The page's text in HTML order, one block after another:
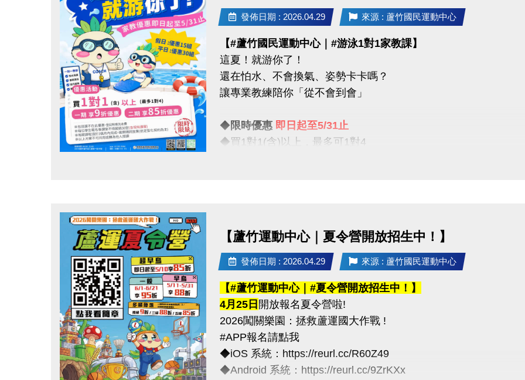
【報名資訊】
◆ 報名截止｜即日起至 6/12（五）21:30止
◆ 報名方式：1F 櫃台臨櫃報名
◆ 保證金：$100／隊
※報名請攜帶身分證影本或戶口名簿
【#賽程公告】
◆ 6/16（二）可至臉書或 IG 查看
比賽項目：混合雙打（不限性別）
【#注意事項】
（一）報名請攜帶身分證為憑，若兩位選手年紀組別不同，採年
（二）比賽當日報到請出示身分證或健保卡，以備查核。
（三）超過比賽時間 3 分鐘未出賽者，以棄權論（以大會掛鐘為
（四）為使比賽順利進行，大會有權調度場地安排及出場順序，
（五）主辦單位保有延期舉辦比賽、調整場地及最終解釋等權利。
發佈日期 : 2026.04.29 來源 : 蘆竹國民運動中心
【#蘆竹國民運動中心｜#游泳1對1家教課】
這夏！就游你了！
還在怕水、不會換氣、姿勢卡卡嗎？
讓專業教練陪你「從不會到會」
◆限時優惠 即日起至5/31止
◆買1對1(含)以上，最多可1對4
真的慢了就沒有！這個夏天，不只是玩水
是讓你真正「學會游」
----------------------------
注意事項
※包班課不在此優惠，登記時需先收費
※每位學生報名後課堂不得超過30堂(含現有課單)
※每期課程須於3個月內完成，逾期視同放棄(依定型化契約為主)
※以上方案不可共用或轉為他人授課
----------------------------
【蘆竹運動中心｜夏令營開放招生中！】
發佈日期 : 2026.04.29 來源 : 蘆竹國民運動中心
【#蘆竹運動中心｜#夏令營開放招生中！】
4月25日 開放報名夏令營啦!
2026闖關樂園：拯救蘆運國大作戰 !
#APP報名請點我
◆iOS 系統：https://reurl.cc/R60Z49
◆Android 系統：https://reurl.cc/9ZrKXx